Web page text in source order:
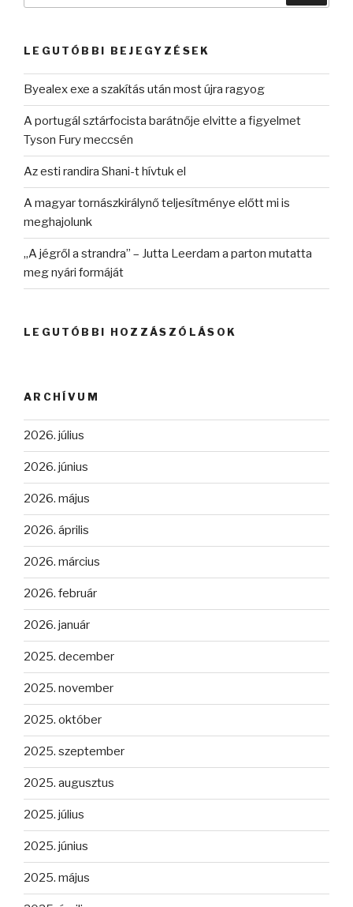
LEGUTÓBBI BEJEGYZÉSEK
Byealex exe a szakítás után most újra ragyog
A portugál sztárfocista barátnője elvitte a figyelmet
Tyson Fury meccsén
Az esti randira Shani-t hívtuk el
A magyar tornászkirálynő teljesítménye előtt mi is
meghajolunk
„A jégről a strandra” – Jutta Leerdam a parton mutatta
meg nyári formáját
LEGUTÓBBI HOZZÁSZÓLÁSOK
ARCHÍVUM
2026. július
2026. június
2026. május
2026. április
2026. március
2026. február
2026. január
2025. december
2025. november
2025. október
2025. szeptember
2025. augusztus
2025. július
2025. június
2025. május